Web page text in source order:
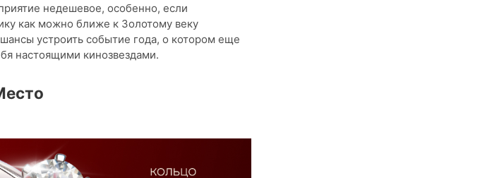
недешевое, особенно, если
как можно ближе к Золотому веку
устроить событие года, о котором еще
настоящими кинозвездами.